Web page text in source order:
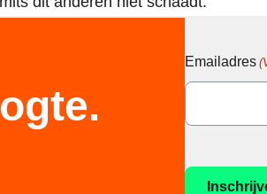
Emailadres